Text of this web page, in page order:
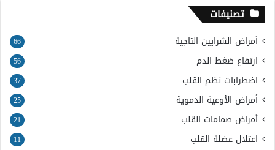
تصنيفات
أمراض الشرايين التاجية 66
ارتفاع ضغط الدم 56
اضطرابات نظم القلب 37
أمراض الأوعية الدموية 25
أمراض صمامات القلب 21
اعتلال عضلة القلب 11